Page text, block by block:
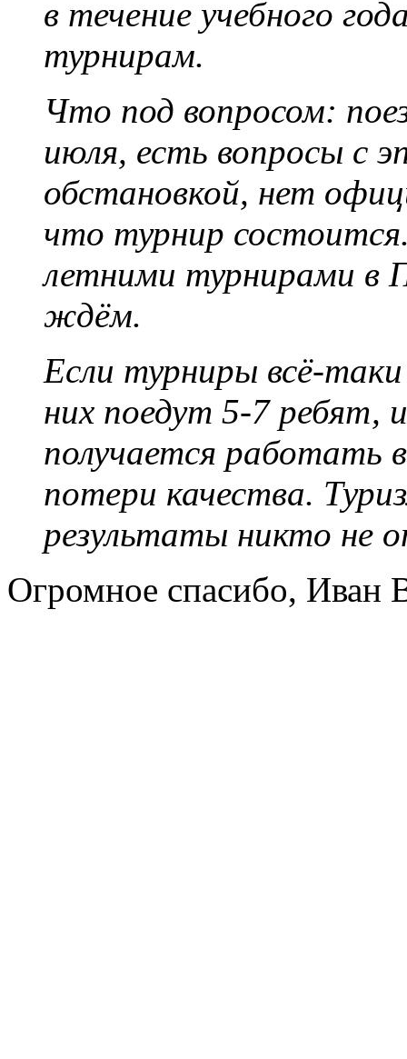
в течение учебного
турнирам.
Что под вопросом:
июля, есть вопросы с
обстановкой, нет
что турнир
летними турнирами в
ждём.
Если турниры всё-
них поедут 5-7 ребят,
получается работать
потери качества.
результаты никто не
Огромное спасибо, Иван